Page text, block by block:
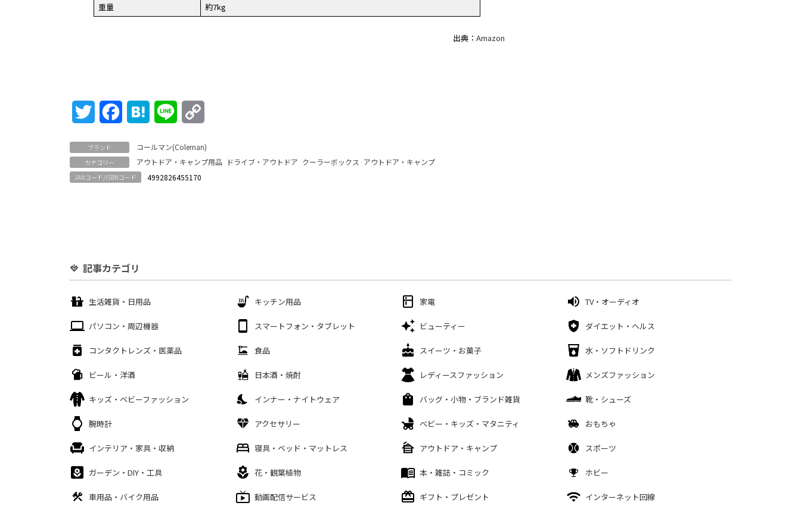
重量
約7kg
出典： Amazon
Twitter FacebookHatena Line
ブランド コールマン(Coleman)
カテゴリー アウトドア・キャンプ用品 ドライブ・アウトドア クーラーボックス アウトドア・キャンプ
JANコード/ISBNコード 4992826455170
記事カテゴリ
生活雑貨・日用品 キッチン用品 家電 TV・オーディオ
パソコン・周辺機器 スマートフォン・タブレット ビューティー ダイエット・ヘルス
コンタクトレンズ・医薬品 食品 スイーツ・お菓子 水・ソフトドリンク
ビール・洋酒 日本酒・焼酎 レディースファッション メンズファッション
キッズ・ベビーファッション インナー・ナイトウェア バッグ・小物・ブランド雑貨 靴・シューズ
腕時計 アクセサリー ベビー・キッズ・マタニティ おもちゃ
インテリア・家具・収納 寝具・ベッド・マットレス アウトドア・キャンプ スポーツ
ガーデン・DIY・工具 花・観葉植物 本・雑誌・コミック ホビー
車用品・バイク用品 動画配信サービス ギフト・プレゼント インターネット回線